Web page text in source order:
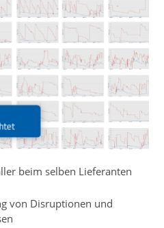
beim selben Lieferanten
von Disruptionen und